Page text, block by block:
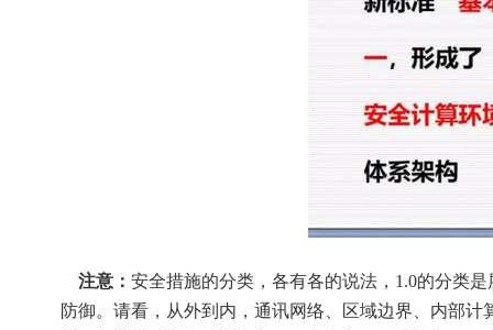
    注意：
安全措施的分类，各有各的说法，1.0的分类
防御。请看，从外到内，通讯网络、区域边界、内部